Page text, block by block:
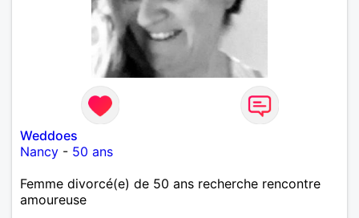
Weddoes
Nancy - 50 ans
Femme divorcé(e) de 50 ans recherche rencontre
amoureuse